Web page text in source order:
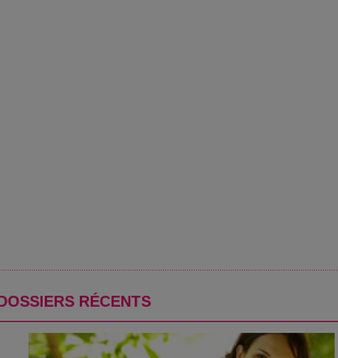
RÉCENTS